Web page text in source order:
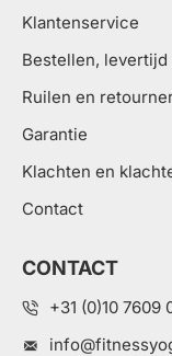
Klantenservice
Bestellen,
Ruilen en
Garantie
Klachten en
Contact
CONTACT
+31 (0)10 7609